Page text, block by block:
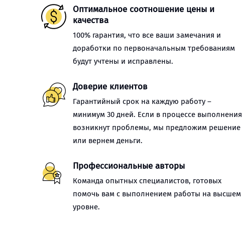
Оптимальное соотношение цены и
качества
100% гарантия, что все ваши замечания и
доработки по первоначальным требованиям
будут учтены и исправлены.
Доверие клиентов
Гарантийный срок на каждую работу –
минимум 30 дней. Если в процессе выполнения
возникнут проблемы, мы предложим решение
или вернем деньги.
Профессиональные авторы
Команда опытных специалистов, готовых
помочь вам с выполнением работы на высшем
уровне.